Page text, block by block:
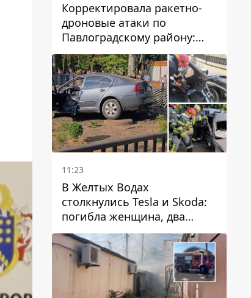
Корректировала ракетно-
дроновые атаки по
Павлоградскому району:
задержали вражескую
агентку
11:23
В Желтых Водах
столкнулись Tesla и Skoda:
погибла женщина, два
человека пострадали